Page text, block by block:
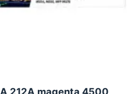
212A magenta 4500